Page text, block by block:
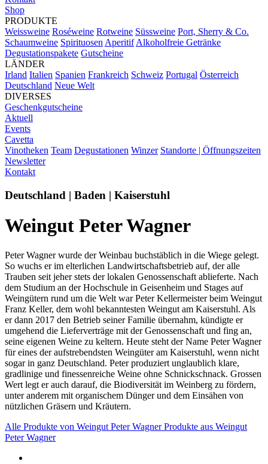
Shop
PRODUKTE
Weissweine Roséweine Rotweine Süssweine Port, Sherry & Co.
Schaumweine Spirituosen Aperitif Alkoholfreie Getränke
Degustationspakete Gutscheine
LÄNDER
Irland Italien Spanien Frankreich Schweiz Portugal Österreich
Deutschland Neue Welt
DIVERSES
Geschenkgutscheine
Aktuell
Events
Cavetta
Vinotheken Team Degustationen Winzer Standorte | Öffnungszeiten
Newsletter
Kontakt
Deutschland | Baden | Kaiserstuhl
Weingut Peter Wagner
Peter Wagner wurde der Weinbau buchstäblich in die Wiege gelegt.
So wuchs er im elterlichen Landwirtschaftsbetrieb auf, der alle
Trauben seit jeher stets der lokalen Genossenschaft ablieferte. Nach
dem Studium an der Hochschule in Geisenheim und Stages auf
Weingütern rund um die Welt war Peter Kellermeister beim Weingut
Franz Keller, dem wohl bekanntesten Weingut am Kaiserstuhl. Als
er dann 2017 den Betrieb seiner Familie übernahm, kündigte er
umgehend die Lieferverträge mit der Genossenschaft und fing an,
seine eigenen Weine zu keltern. Heute steht der Name Peter Wagner
für eines der aufstrebendsten Weingüter am Kaiserstuhl, wenn nicht
sogar in ganz Deutschland. Peter produziert unglaublich klare,
gradlinige und finessenreiche Weine ohne Schnickschnack. Grossen
Wert legt er auch darauf, die Biodiversität im Weinberg zu fördern,
unter anderem mit organischem Dünger und dem Einsähen von
nützlichen Gräsern und Kräutern.
Alle Produkte von Weingut Peter Wagner Produkte aus Weingut
Peter Wagner